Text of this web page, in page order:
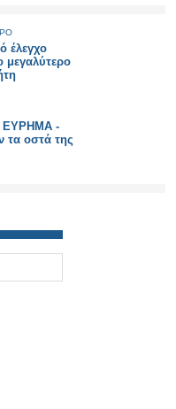
έλεγχο
μεγαλύτερο
ΕΥΡΗΜΑ -
τα οστά της